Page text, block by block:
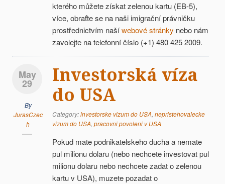
kterého můžete získat zelenou kartu (EB-5),
více, obraťte se na naši imigrační právničku
prostřednictvím našíwebové stránky nebo nám
zavolejte na telefonní číslo (+1) 480 425 2009.
May
29
By
JurasCzec
h
Investorská víza
do USA
Category:investorske vizum do USA, nepristehovalecke
vizum do USA, pracovni povoleni v USA
Pokud mate podnikatelskeho ducha a nemate
pul milionu dolaru (nebo nechcete investovat pul
milionu dolaru nebo nechcete zadat o zelenou
kartu v USA), muzete pozadat o